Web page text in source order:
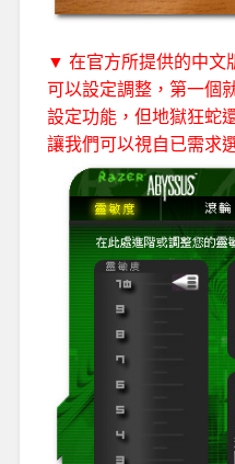
▼ 在官方所提供的中文
可以設定調整，第一個
設定功能，但地獄狂蛇
讓我們可以視自已需求